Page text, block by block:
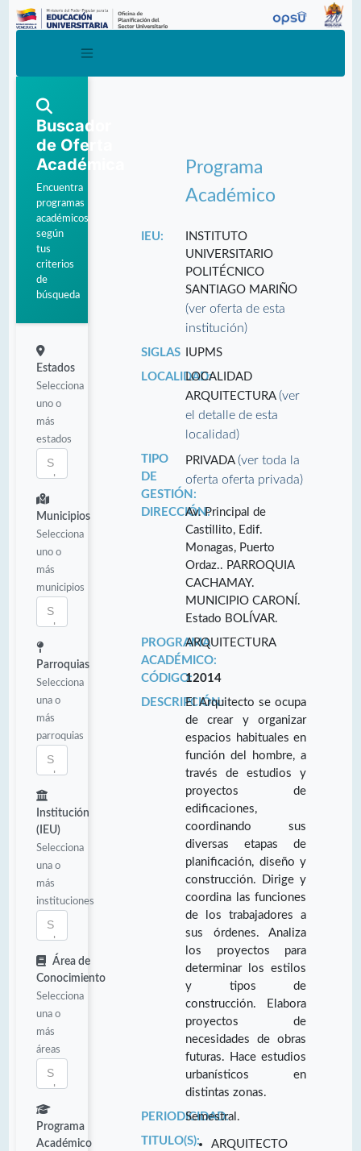
Buscador
de Oferta
Académica
Encuentra
programas
académicos
según
tus
criterios
de
búsqueda
Estados
Selecciona
uno o
más
estados
Municipios
Selecciona
uno o
más
municipios
Parroquias
Selecciona
una o
más
parroquias
Institución
(IEU)
Selecciona
una o
más
instituciones
Área de
Conocimiento
Selecciona
una o
más
áreas
Programa
Académico
Programa
Académico
IEU:
INSTITUTO
UNIVERSITARIO
POLITÉCNICO
SANTIAGO MARIÑO
(ver oferta de esta
institución)
SIGLAS
IUPMS
LOCALIDAD:LOCALIDAD
ARQUITECTURA(ver
el detalle de esta
localidad)
TIPO
DE
GESTIÓN:
PRIVADA(ver toda la
oferta oferta privada)
DIRECCIÓN:Av. Principal de
Castillito, Edif.
Monagas, Puerto
Ordaz.. PARROQUIA
CACHAMAY.
MUNICIPIO CARONÍ.
Estado BOLÍVAR.
PROGRAMA
ACADÉMICO:
ARQUITECTURA
CÓDIGO:12014
DESCRIPCIÓN:El Arquitecto se ocupa
de crear y organizar
espacios habituales en
función del hombre, a
través de estudios y
proyectos de
edificaciones,
coordinando sus
diversas etapas de
planificación, diseño y
construcción. Dirige y
coordina las funciones
de los trabajadores a
sus órdenes. Analiza
los proyectos para
determinar los estilos
y tipos de
construcción. Elabora
proyectos de
necesidades de obras
futuras. Hace estudios
urbanísticos en
distintas zonas.
PERIODICIDAD:
Semestral.
TITULO(S):
ARQUITECTO